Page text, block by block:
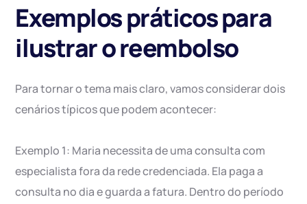
Exemplos práticos para
ilustrar o reembolso
Para tornar o tema mais claro, vamos considerar dois
cenários típicos que podem acontecer:
Exemplo 1: Maria necessita de uma consulta com
especialista fora da rede credenciada. Ela paga a
consulta no dia e guarda a fatura. Dentro do período